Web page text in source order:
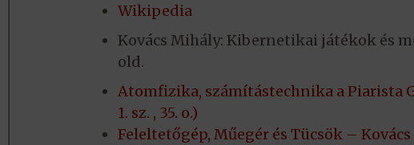
Wikipedia
Kovács Mihály: Kibernetikai játékok és
old.
Atomfizika, számítástechnika a Piarista
1. sz. , 35. o.)
Feleltetőgép, Műegér és Tücsök –